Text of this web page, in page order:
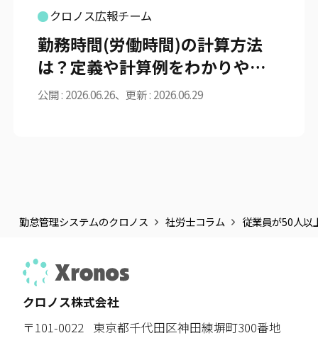
クロノス広報チーム
勤務時間(労働時間)の計算方法
は？定義や計算例をわかりやす
く解説
公開 : 2026.06.26、更新 : 2026.06.29
勤怠管理システムのクロノス 社労士コラム 従業員が50人以
クロノス株式会社
〒101-0022 東京都千代田区神田練塀町300番地